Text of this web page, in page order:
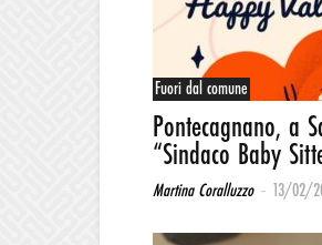
Fuori dal comune
Pontecagnano, a
“Sindaco Baby
Martina Coralluzzo - 13/02/